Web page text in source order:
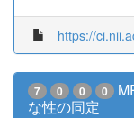
https://
7 0 0 0
な性の同定